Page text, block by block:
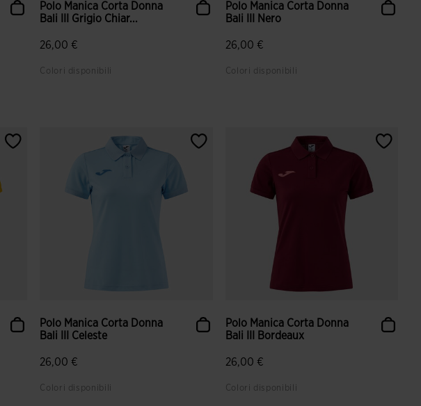
Polo Manica Corta Donna
Bali III Grigio Chiar...
26,00 €
Colori disponibili
Polo Manica Corta Donna
Bali III Nero
26,00 €
Colori disponibili
Polo Manica Corta Donna
Bali III Celeste
26,00 €
Colori disponibili
Polo Manica Corta Donna
Bali III Bordeaux
26,00 €
Colori disponibili